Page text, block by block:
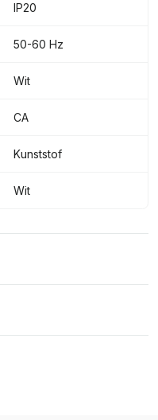
IP20
50-60 Hz
Wit
CA
Kunststof
Wit